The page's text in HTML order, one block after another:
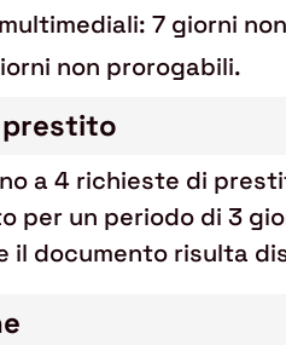
7 giorni
non prorogabili.
prestito
a 4 richieste di
per un periodo di 3
il documento risulta